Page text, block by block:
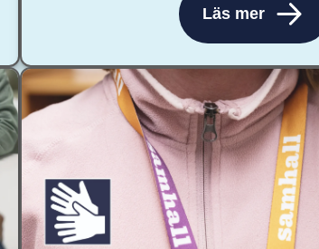
Läs mer